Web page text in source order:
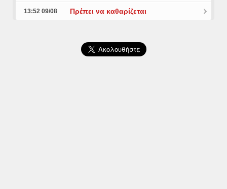
13:52 09/08 Πρέπει να καθαρίζεται